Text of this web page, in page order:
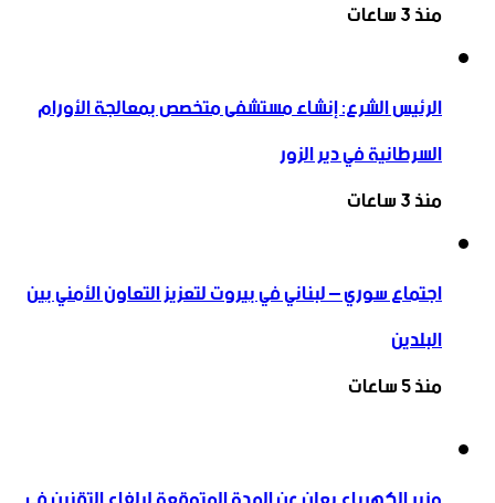
منذ 3 ساعات
الرئيس الشرع: إنشاء ‌‏مستشفى متخصص بمعالجة الأورام
السرطانية في دير الزور
منذ 3 ساعات
اجتماع سوري – لبناني في بيروت لتعزيز التعاون ‏الأمني ‏بين
البلدين
منذ 5 ساعات